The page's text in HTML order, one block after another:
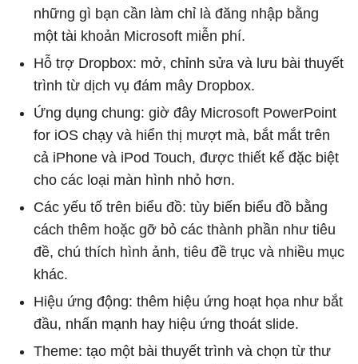
những gì bạn cần làm chỉ là đăng nhập bằng
một tài khoản Microsoft miễn phí.
Hỗ trợ Dropbox: mở, chỉnh sửa và lưu bài thuyết
trình từ dịch vụ đám mây Dropbox.
Ứng dụng chung: giờ đây Microsoft PowerPoint
for iOS chạy và hiển thị mượt mà, bắt mắt trên
cả iPhone và iPod Touch, được thiết kế đặc biệt
cho các loại màn hình nhỏ hơn.
Các yếu tố trên biểu đồ: tùy biến biểu đồ bằng
cách thêm hoặc gỡ bỏ các thành phần như tiêu
đề, chú thích hình ảnh, tiêu đề trục và nhiều mục
khác.
Hiệu ứng động: thêm hiệu ứng hoạt họa như bắt
đầu, nhấn mạnh hay hiệu ứng thoát slide.
Theme: tạo một bài thuyết trình và chọn từ thư